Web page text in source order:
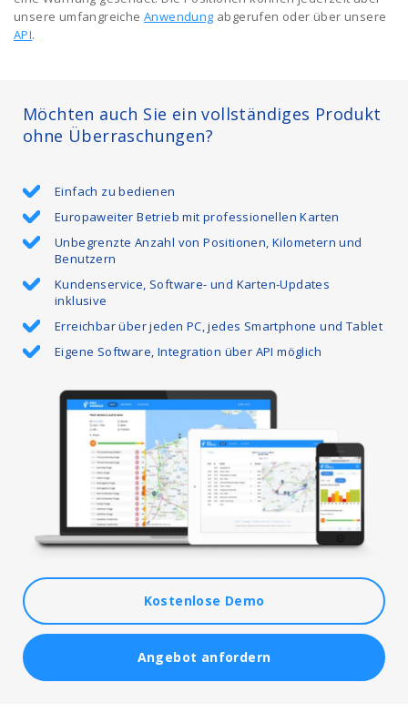
unsere umfangreiche Anwendung abgerufen oder über unsere
API.
Kostenlose Demo
Angebot anfordern
Möchten auch Sie ein vollständiges Produkt
ohne Überraschungen?
Einfach zu bedienen
Europaweiter Betrieb mit professionellen Karten
Unbegrenzte Anzahl von Positionen, Kilometern und
Benutzern
Kundenservice, Software- und Karten-Updates
inklusive
Erreichbar über jeden PC, jedes Smartphone und Tablet
Eigene Software, Integration über API möglich